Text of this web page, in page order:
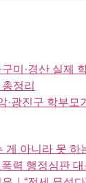
미·경산 실제
정리
광진구 학부
게 아니라 못 하
력 행정심판